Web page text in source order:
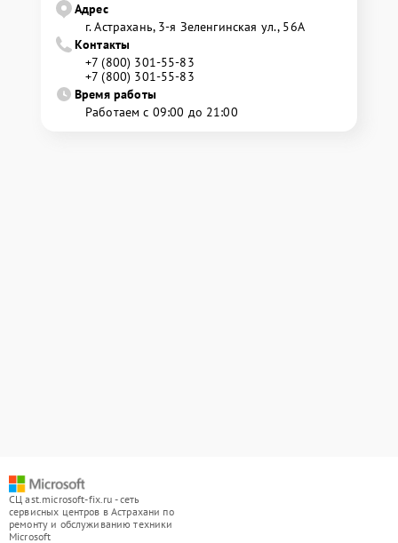
Адрес
г. Астрахань, 3-я Зеленгинская ул., 56А
Контакты
+7 (800) 301-55-83
+7 (800) 301-55-83
Время работы
Работаем с 09:00 до 21:00
СЦ ast.microsoft-fix.ru - сеть
сервисных центров в Астрахани по
ремонту и обслуживанию техники
Microsoft